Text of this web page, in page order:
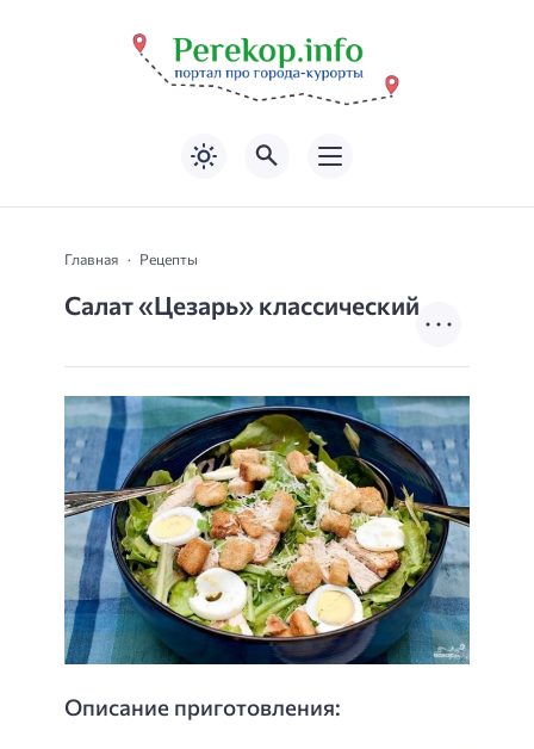
Главная Рецепты
Салат «Цезарь» классический
Описание приготовления: